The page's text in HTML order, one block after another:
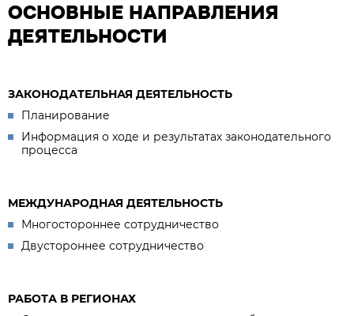
ОСНОВНЫЕ НАПРАВЛЕНИЯ
ДЕЯТЕЛЬНОСТИ
ЗАКОНОДАТЕЛЬНАЯ ДЕЯТЕЛЬНОСТЬ
Планирование
Информация о ходе и результатах законодательного
процесса
МЕЖДУНАРОДНАЯ ДЕЯТЕЛЬНОСТЬ
Многостороннее сотрудничество
Двустороннее сотрудничество
РАБОТА В РЕГИОНАХ